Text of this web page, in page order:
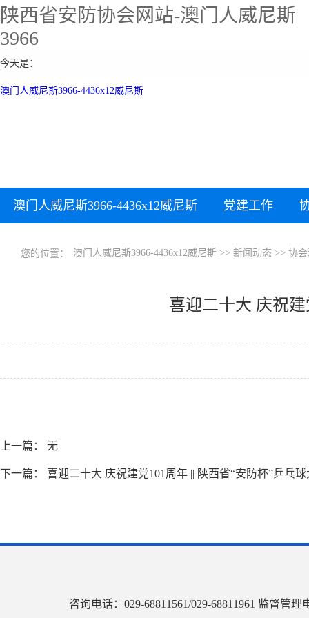
陕西省安防协会网站-澳门人威尼斯
3966
今天是：
澳门人威尼斯3966-4436x12威尼斯
澳门人威尼斯3966-4436x12威尼斯 党建工作
您的位置： 澳门人威尼斯3966-4436x12威尼斯 >> 新闻动态 >> 协
喜迎二十大 庆祝
上一篇： 无
下一篇： 喜迎二十大 庆祝建党101周年 || 陕西省“安防杯”乒乓
咨询电话：029-68811561/029-68811961 监督管